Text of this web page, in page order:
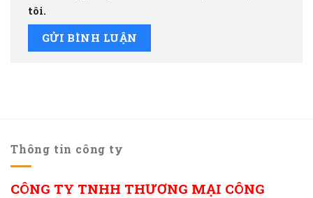
tôi.
Thông tin công ty
CÔNG TY TNHH THƯƠNG MẠI CÔNG